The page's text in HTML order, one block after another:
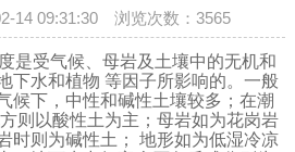
14 09:31:30 浏览次数：3565
是受气候、母岩及土壤中的无机和
下水和植物 等因子所影响的。一般
候下，中性和碱性土壤较多；在潮
则以酸性土为主；母岩如为花岗岩
时则为碱性土； 地形如为低湿冷凉